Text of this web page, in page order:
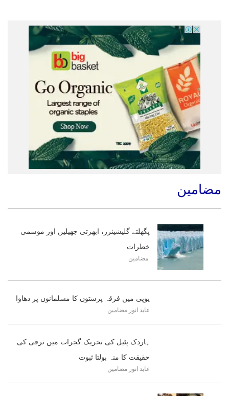
مضامین
پگھلتے گلیشیئرز، ابھرتی جھیلیں اور موسمی
خطرات
مضامین
یوپی میں فرقہ پرستوں کا مسلمانوں پر دھاوا
عابد انور مضامین
ہاردک پٹیل کی تحریک:گجرات میں ترقی کی
حقیقت کا منہ بولتا ثبوت
عابد انور مضامین